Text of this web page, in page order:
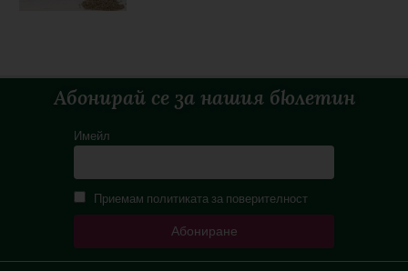
Абонирай се за нашия бюлетин
Имейл
Приемам политиката за поверителност